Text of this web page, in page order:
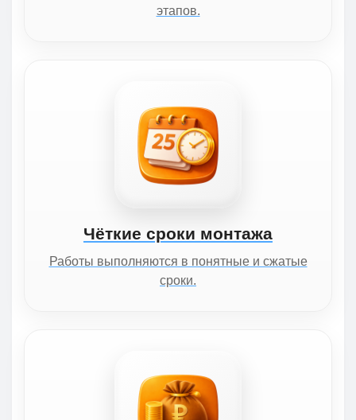
этапов.
Чёткие сроки монтажа
Работы выполняются в понятные и сжатые
сроки.